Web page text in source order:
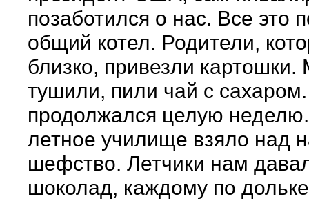
позаботился о нас. Все это
общий котел. Родители,
близко, привезли
тушили, пили чай с
продолжался целую
летное училище взяло над
шефство. Летчики нам
шоколад, каждому по